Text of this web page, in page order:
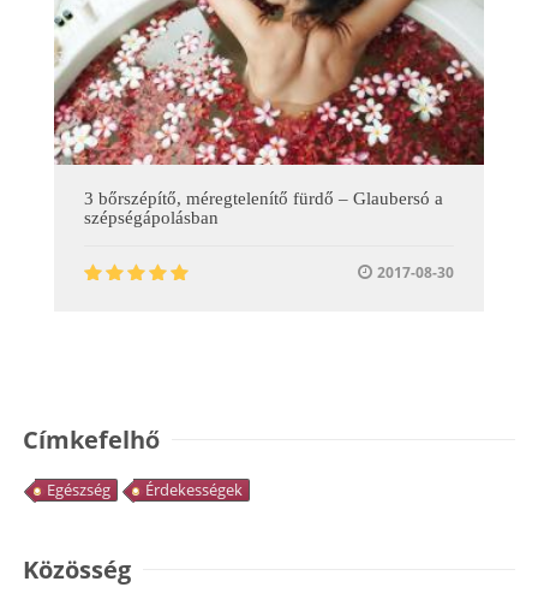
3 bőrszépítő, méregtelenítő fürdő – Glaubersó a
szépségápolásban
2017-08-30
Címkefelhő
Egészség Érdekességek
Közösség